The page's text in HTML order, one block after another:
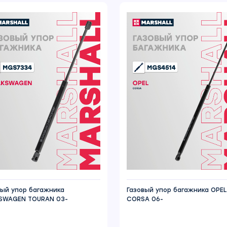
упор багажника
TOURAN 03-
Газовый упор багажника OPEL
CORSA 06-